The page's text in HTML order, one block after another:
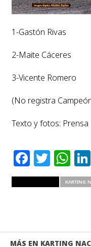
1-Gastón Rivas
2-Maite Cáceres
3-Vicente Romero
(No registra
Texto y fotos: Prensa
KARTING
MÁS EN KARTING